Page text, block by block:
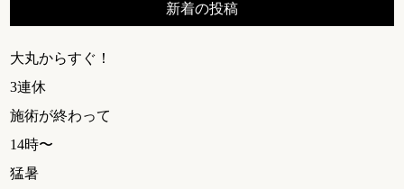
新着の投稿
大丸からすぐ！
3連休
施術が終わって
14時〜
猛暑